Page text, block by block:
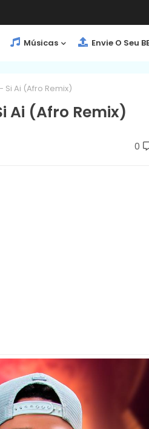
Músicas Envie O Seu
Si Ai (Afro Remix)
Ai (Afro Remix)
0